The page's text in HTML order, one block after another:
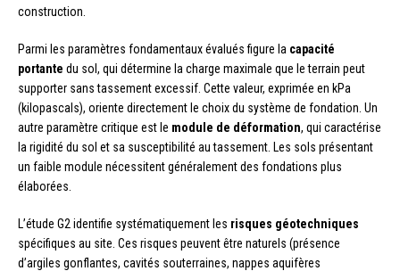
construction.
Parmi les paramètres fondamentaux évalués figure la capacité
portante du sol, qui détermine la charge maximale que le terrain peut
supporter sans tassement excessif. Cette valeur, exprimée en kPa
(kilopascals), oriente directement le choix du système de fondation. Un
autre paramètre critique est le module de déformation, qui caractérise
la rigidité du sol et sa susceptibilité au tassement. Les sols présentant
un faible module nécessitent généralement des fondations plus
élaborées.
L’étude G2 identifie systématiquement les risques géotechniques
spécifiques au site. Ces risques peuvent être naturels (présence
d’argiles gonflantes, cavités souterraines, nappes aquifères